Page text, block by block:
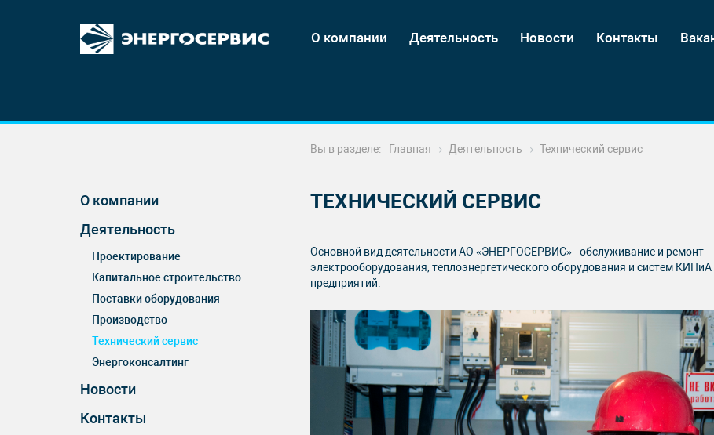
О компании Деятельность Новости Контакты
Вы в разделе: Главная Деятельность Технический сервис
О компании
Деятельность
Проектирование
Капитальное строительство
Поставки оборудования
Производство
Технический сервис
Энергоконсалтинг
Новости
Контакты
ТЕХНИЧЕСКИЙ СЕРВИС
Основной вид деятельности АО «ЭНЕРГОСЕРВИС» - обслуживание и ремонт
электрооборудования, теплоэнергетического оборудования и систем
предприятий.